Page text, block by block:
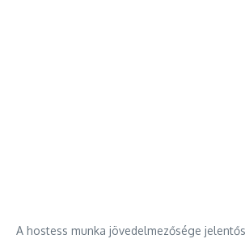
A hostess munka jövedelmezősége